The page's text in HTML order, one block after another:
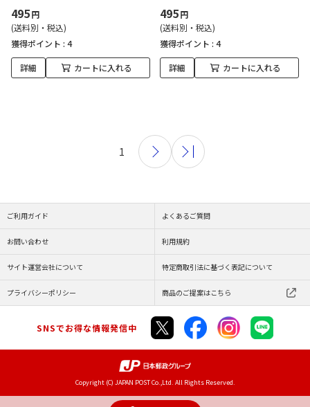
495円
(送料別・税込)
獲得ポイント : 4
詳細 カートに入れる
495円
(送料別・税込)
獲得ポイント : 4
詳細 カートに入れる
1
ご利用ガイド よくあるご質問
お問い合わせ 利用規約
サイト運営会社について 特定商取引法に基づく表記について
プライバシーポリシー 商品のご提案はこちら
SNSでお得な情報発信中
Copyright (C) JAPAN POST Co.,Ltd. All Rights Reserved.